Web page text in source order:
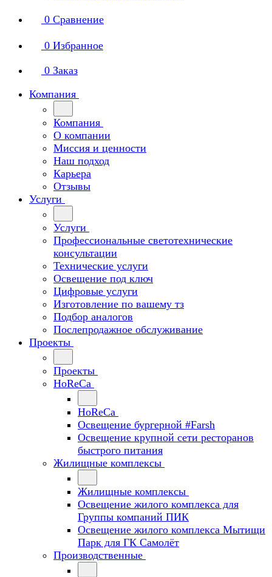
0 Сравнение
0 Избранное
0 Заказ
Компания
Компания
О компании
Миссия и ценности
Наш подход
Карьера
Отзывы
Услуги
Услуги
Профессиональные светотехнические
консультации
Технические услуги
Освещение под ключ
Цифровые услуги
Изготовление по вашему тз
Подбор аналогов
Послепродажное обслуживание
Проекты
Проекты
HoReCa
HoReCa
Освещение бургерной #Farsh
Освещение крупной сети ресторанов
быстрого питания
Жилищные комплексы
Жилищные комплексы
Освещение жилого комплекса для
Группы компаний ПИК
Освещение жилого комплекса Мытищи
Парк для ГК Самолёт
Производственные